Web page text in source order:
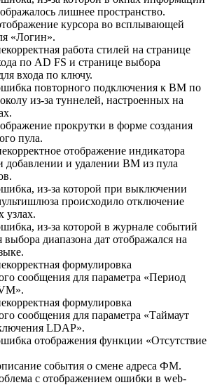
лишнее пространство.
курсора во всплывающей
«Логин».
работа стилей на странице
по AD FS и странице выбора
входа по ключу.
повторного подключения к ВМ по
из-за туннелей, настроенных на
прокрутки в форме создания
пула.
отображение индикатора
добавлении и удалении ВМ из пула
из-за которой при выключении
происходило отключение
узлах.
из-за которой в журнале событий
выбора диапазона дат отображался на
формулировка
сообщения для параметра «Период
формулировка
сообщения для параметра «Таймаут
LDAP».
отображения функции «Отсутствие
события о смене адреса ФМ.
с отображением ошибки в web-